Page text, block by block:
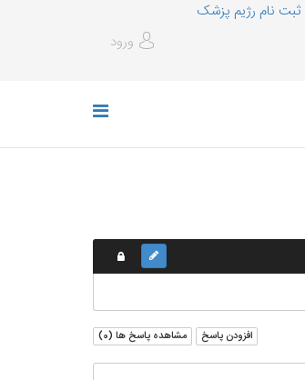
ثبت نام رژیم پزشک
ورود
افزودن پاسخ مشاهده پاسخ ها (0
)